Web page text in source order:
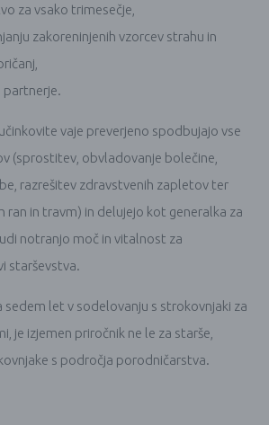
za vsako trimesečje,
zakoreninjenih vzorcev strahu in
partnerje.
vaje preverjeno spodbujajo vse
(sprostitev, obvladovanje bolečine,
razrešitev zdravstvenih zapletov ter
ran in travm) in delujejo kot generalka za
notranjo moč in vitalnost za
starševstva.
sedem let v sodelovanju s strokovnjaki za
je izjemen priročnik ne le za starše,
s področja porodničarstva.